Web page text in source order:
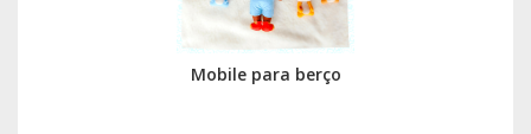
Mobile para berço